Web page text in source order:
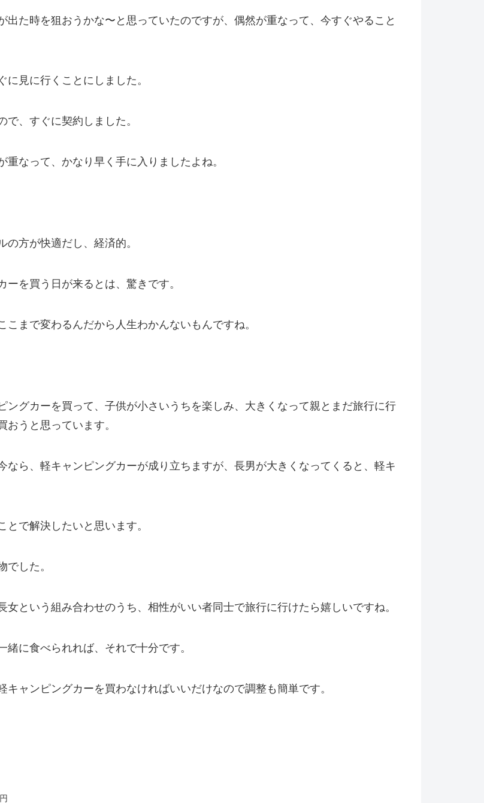
た時を狙おうかな〜と思っていたのですが、偶然が重なって、今すぐやること
見に行くことにしました。
、すぐに契約しました。
なって、かなり早く手に入りましたよね。
方が快適だし、経済的。
を買う日が来るとは、驚きです。
まで変わるんだから人生わかんないもんですね。
ングカーを買って、子供が小さいうちを楽しみ、大きくなって親とまだ旅行に行
うと思っています。
ら、軽キャンピングカーが成り立ちますが、長男が大きくなってくると、軽キ
で解決したいと思います。
した。
という組み合わせのうち、相性がいい者同士で旅行に行けたら嬉しいですね。
に食べられれば、それで十分です。
ャンピングカーを買わなければいいだけなので調整も簡単です。